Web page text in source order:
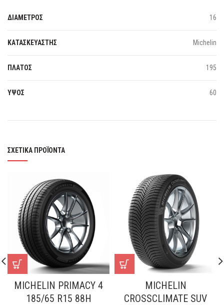
ΔΙΑΜΕΤΡΟΣ 16
ΚΑΤΑΣΚΕΥΑΣΤΗΣ Michelin
ΠΛΑΤΟΣ 195
ΥΨΟΣ 60
ΣΧΕΤΙΚΆ ΠΡΟΪΌΝΤΑ
MICHELIN PRIMACY 4
185/65 R15 88H
MICHELIN
CROSSCLIMATE SUV